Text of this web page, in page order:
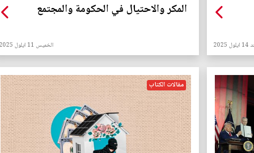
المكر والاحتيال في الحكومة والمجتمع
الخميس 11 ايلول 2025
مقالات الكتاب